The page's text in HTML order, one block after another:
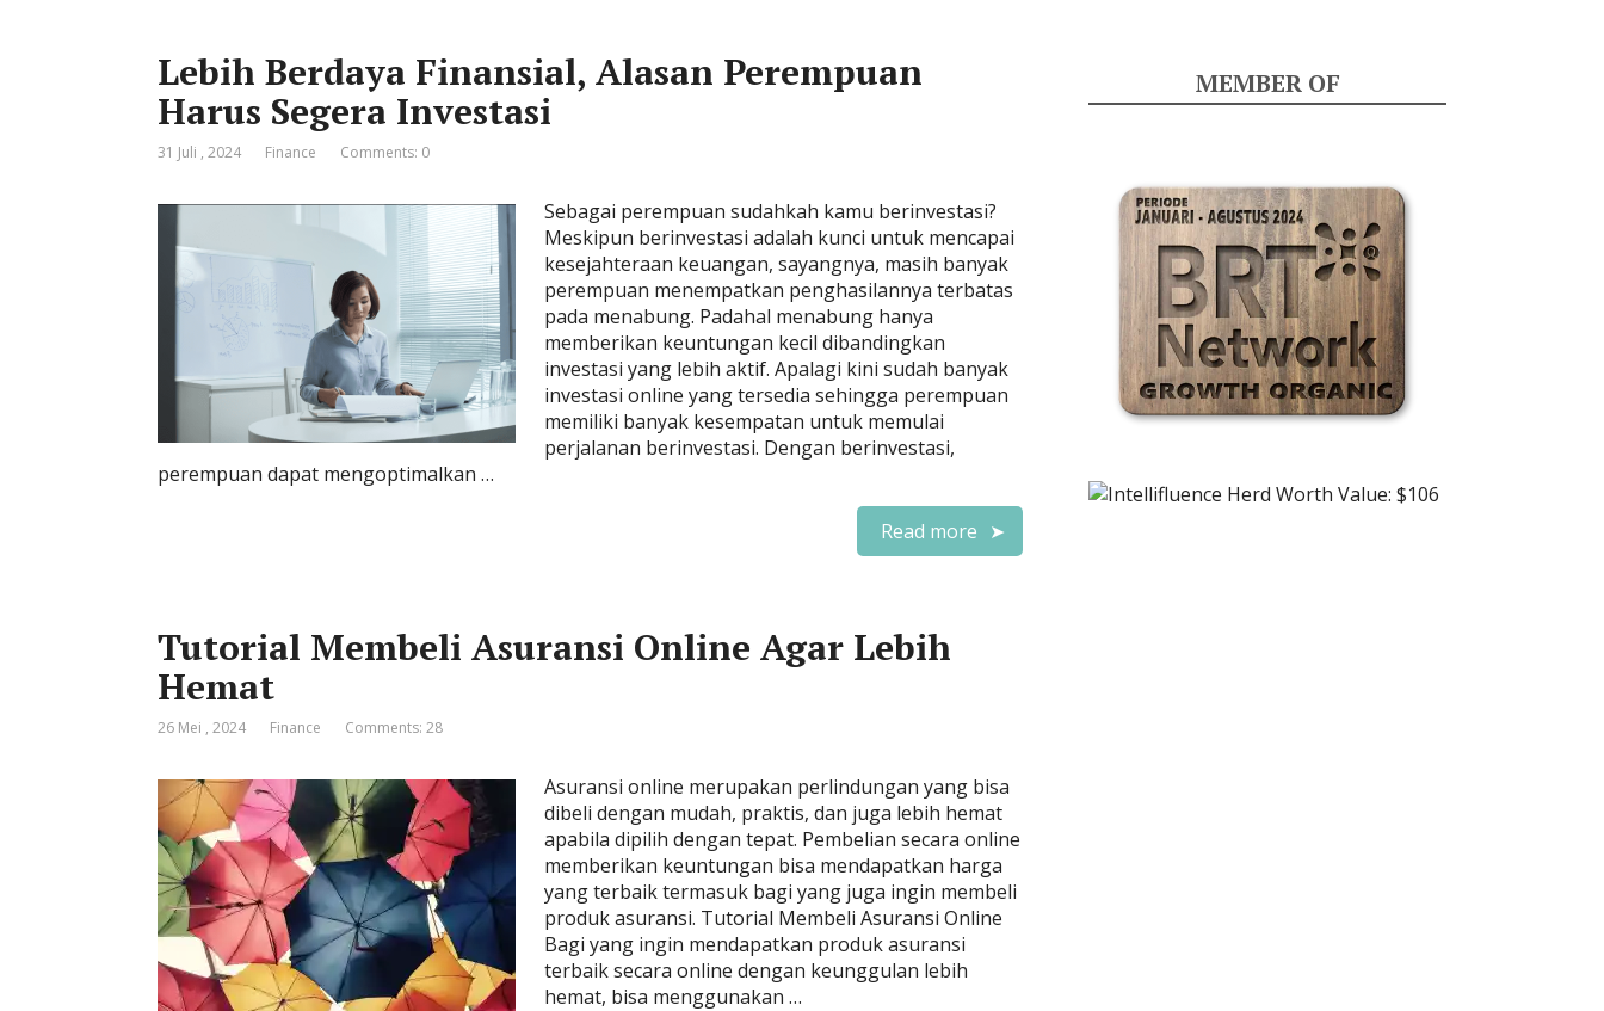
Lebih Berdaya Finansial, Alasan Perempuan
Harus Segera Investasi
31 Juli , 2024 Finance Comments: 0
Sebagai perempuan sudahkah kamu berinvestasi?
Meskipun berinvestasi adalah kunci untuk mencapai
kesejahteraan keuangan, sayangnya, masih banyak
perempuan menempatkan penghasilannya terbatas
pada menabung. Padahal menabung hanya
memberikan keuntungan kecil dibandingkan
investasi yang lebih aktif. Apalagi kini sudah banyak
investasi online yang tersedia sehingga perempuan
memiliki banyak kesempatan untuk memulai
perjalanan berinvestasi. Dengan berinvestasi,
perempuan dapat mengoptimalkan …
Read more
Tutorial Membeli Asuransi Online Agar Lebih
Hemat
26 Mei , 2024 Finance Comments: 28
Asuransi online merupakan perlindungan yang bisa
dibeli dengan mudah, praktis, dan juga lebih hemat
apabila dipilih dengan tepat. Pembelian secara online
memberikan keuntungan bisa mendapatkan harga
yang terbaik termasuk bagi yang juga ingin membeli
produk asuransi. Tutorial Membeli Asuransi Online
Bagi yang ingin mendapatkan produk asuransi
terbaik secara online dengan keunggulan lebih
hemat, bisa menggunakan …
MEMBER OF